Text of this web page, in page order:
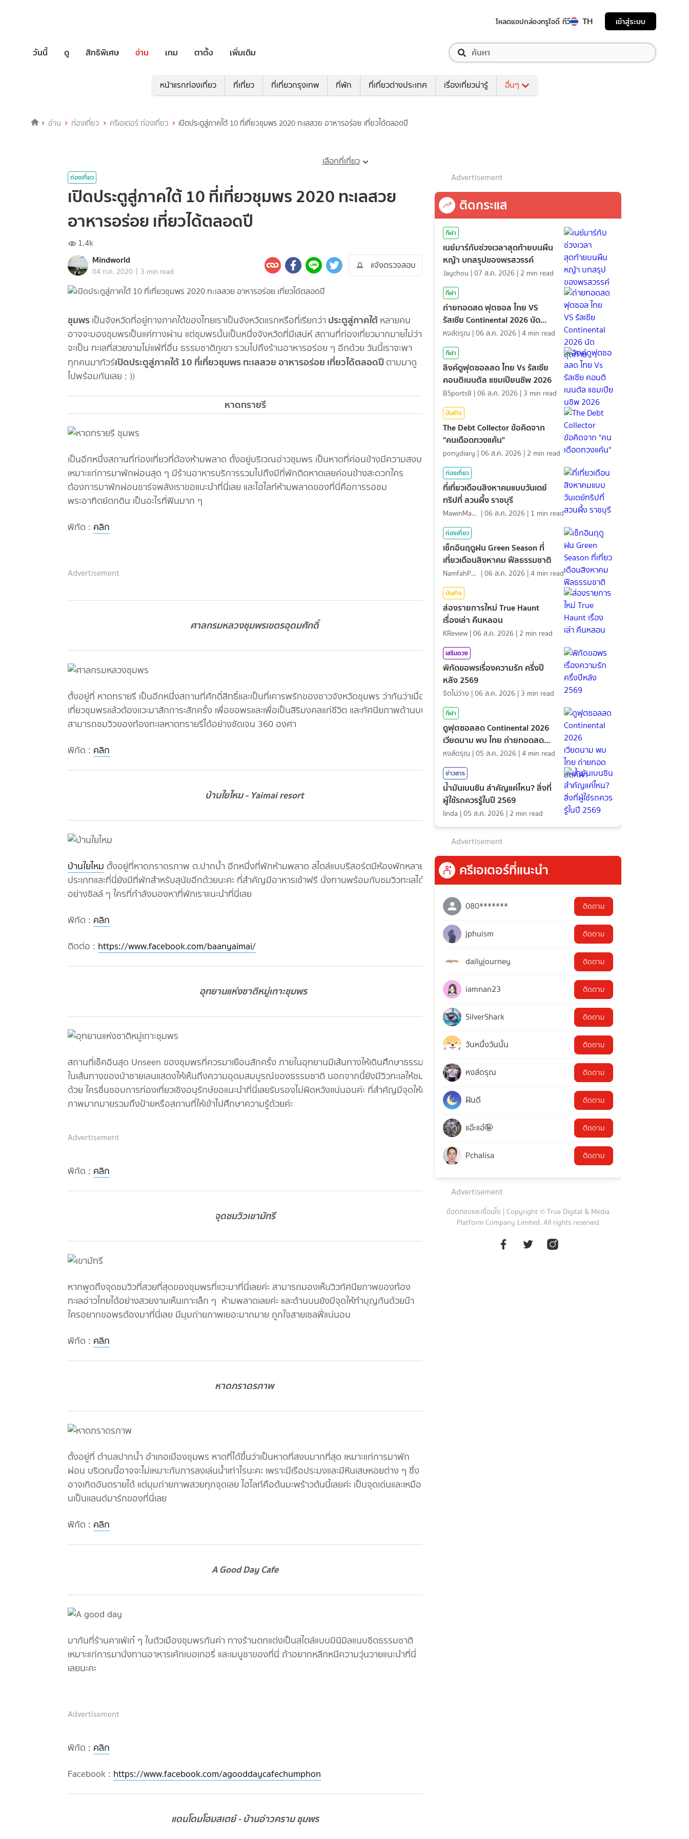
โหลดแอปกล่องทรูไอดี ทีวี TH เข้าสู่ระบบ
วันนี้ ดู สิทธิพิเศษ อ่าน เกม ตาตั้ง เพิ่มเติม
หน้าแรกท่องเที่ยว ที่เที่ยว ที่เที่ยวกรุงเทพ ที่พัก ที่เที่ยวต่างประเทศ เรื่องเที่ยวน่ารู้ อื่นๆ
อ่าน ท่องเที่ยว ครีเอเตอร์ ท่องเที่ยว เปิดประตูสู่ภาคใต้ 10 ที่เที่ยวชุมพร 2020 ทะเลสวย อาหารอร่อย เที่ยวได้ตลอดปี
เลือกที่เที่ยว
ท่องเที่ยว
เปิดประตูสู่ภาคใต้ 10 ที่เที่ยวชุมพร 2020 ทะเลสวย
อาหารอร่อย เที่ยวได้ตลอดปี
1.4k
Mindworld
04 ก.ค. 2020 | 3 min read
แจ้งตรวจสอบ
ชุมพรเป็นจังหวัดที่อยู่ทางภาคใต้ของไทยเราเป็นจังหวัดแรกหรือที่เรียกว่า ประตูสู่ภาคใต้หลายคน
อาจจะมองชุมพรเป็นแค่ทางผ่าน แต่ชุมพรนั้นเป็นหนึ่งจังหวัดที่มีเสน่ห์ สถานที่ท่องเที่ยวมากมายไม่ว่า
จะเป็น ทะเลที่สวยงามไม่แพ้ที่อื่น ธรรมชาติภูเขา รวมไปถึงร้านอาหารอร่อย ๆ อีกด้วย วันนี้เราจะพา
ทุกคนมาทัวร์เปิดประตูสู่ภาคใต้ 10 ที่เที่ยวชุมพร ทะเลสวย อาหารอร่อย เที่ยวได้ตลอดปี ตามมาดู
ไปพร้อมกันเลย : ))
หาดทรายรี
เป็นอีกหนึ่งสถานที่ท่องเที่ยวที่ต้องห้ามพลาด ตั้งอยู่บริเวณอ่าวชุมพร เป็นหาดที่ค่อนข้างมีความสงบ
เหมาะแก่การมาพักผ่อนสุด ๆ มีร้านอาหารบริการรวมไปถึงมีที่พักติดหาดเลยค่อนข้างสะดวกใคร
ต้องการมาพักผ่อนชาร์จพลังเราขอแนะนำที่นี่เลย และไฮไลท์ห้ามพลาดของที่นี่คือการรอชม
พระอาทิตย์ตกดิน เป็นอะไรที่ฟินมาก ๆ
พิกัด : คลิก
Advertisement
ศาลกรมหลวงชุมพรเขตรอุดมศักดิ์
ตั้งอยู่ที่ หาดทรายรี เป็นอีกหนึ่งสถานที่ศักดิ์สิทธิ์และเป็นที่เคารพรักของชาวจังหวัดชุมพร ว่ากันว่าเมื่อมา
เที่ยวชุมพรเเล้วต้องแวะมาสักการะสักครั้ง เพื่อขอพรและเพื่อเป็นสิริมงคลแก่ชีวิต และทัศนียภาพด้านบนยัง
สามารถชมวิวของท้องทะเลหาดทรายรีได้อย่างชัดเจน 360 องศา
พิกัด : คลิก
บ้านใยไหม - Yaimai resort
บ้านใยไหม ตั้งอยู่ที่หาดภราดรภาพ ต.ปากน้ำ อีกหนึ่งที่พักห้ามพลาด สไตล์แบบรีสอร์ตมีห้องพักหลาย
ประเภทและที่นี่ยังมีที่พักสำหรับสุนัขอีกด้วยนะคะ ที่สำคัญมีอาหารเช้าฟรี นั่งทานพร้อมกับชมวิวทะเลได้
อย่างชิลล์ ๆ ใครที่กำลังมองหาที่พักเราแนะนำที่นี่เลย
พิกัด : คลิก
ติดต่อ : https://www.facebook.com/baanyaimai/
อุทยานแห่งชาติหมู่เกาะชุมพร
สถานที่เช็คอินสุด Unseen ของชุมพรที่ควรมาเยือนสักครั้ง ภายในอุทยานมีเส้นทางให้เดินศึกษาธรรมชาติ
ในเส้นทางของป่าชายเลนแสดงให้เห็นถึงความอุดมสมบูรณ์ของธรรมชาติ นอกจากนี้ยังมีวิวทะเลให้ชมอีก
ด้วย ใครชื่นชอบการท่องเที่ยวเชิงอนุรักษ์ขอแนะนำที่นี่เลยรับรองไม่ผิดหวังเเน่นอนค่ะ ที่สำคัญมีจุดให้ถ่าย
ภาพมากมายรวมถึงป้ายหรือสถานที่ให้เข้าไปศึกษาความรู้ด้วยค่ะ
Advertisement
พิกัด : คลิก
จุดชมวิวเขามัทรี
หากพูดถึงจุดชมวิวที่สวยที่สุดของชุมพรที่เเวะมาที่นี่เลยค่ะ สามารถมองเห็นวิวทัศนียภาพของท้อง
ทะเลอ่าวไทยได้อย่างสวยงามเห็นเกาะเล็ก ๆ ห้ามพลาดเลยค่ะ และด้านบนยังมีจุดให้ทำบุญกันด้วยน๊า
ใครอยากขอพรต้องมาที่นี่เลย มีมุมถ่ายภาพเยอะมากมาย ถูกใจสายเซลฟี่แน่นอน
พิกัด : คลิก
หาดภราดรภาพ
ตั้งอยู่ที่ ตำบลปากน้ำ อำเภอเมืองชุมพร หาดที่ได้ขึ้นว่าเป็นหาดที่สงบมากที่สุด เหมาะแก่การมาพัก
ผ่อน บริเวณนี้อาจจะไม่เหมาะกับการลงเล่นน้ำเท่าไรนะคะ เพราะมีเรือประมงและมีหินเสษหอยต่าง ๆ ซึ่ง
อาจเกิดอันตรายได้ แต่มุมถ่ายภาพสวยทุกจุดเลย ไฮไลท์คือต้นมะพร้าวต้นนี้เลยค่ะ เป็นจุดเด่นและเหมือ
นเป็นเเลนด์มาร์กของที่นี่เลย
พิกัด : คลิก
A Good Day Cafe
มากันที่ร้านคาเฟ่เก๋ ๆ ในตัวเมืองชุมพรกันค่า ทางร้านตกแต่งเป็นสไตล์แบบมินิมิลแนบชิดธรรมชาติ
เหมาะแก่การมานั่งทานอาหารเค้กเบอเกอรี่ และเมนูชาของที่นี่ ถ้าอยากหลีกหนีความวุ่นวายแนะนำที่นี่
เลยนะคะ
Advertisement
พิกัด : คลิก
Facebook : https://www.facebook.com/agooddaycafechumphon
แดนโดมโฮมสเตย์ - บ้านอ่าวคราม ชุมพร
Advertisement
ติดกระแส
กีฬา
เนย์มาร์กับช่วงเวลาสุดท้ายบนผืน
หญ้า บทสรุปของพรสวรรค์
Jaychou |07 ส.ค. 2026 | 2 min read
กีฬา
ถ่ายทอดสด ฟุตซอล ไทย VS
รัสเซีย Continental 2026 นัด
สุดท้าย
หงส์ดรุณ |06 ส.ค. 2026 |4 min read
กีฬา
ลิงค์ดูฟุตซอลสด ไทย Vs รัสเซีย
คอนติเนนตัล แชมเปียนชิพ 2026
BSports8 |06 ส.ค. 2026 | 3 min read
บันเทิง
The Debt Collector ข้อคิดจาก
"คนเดือดทวงแค้น"
ponydiary |06 ส.ค. 2026 | 2 min read
ท่องเที่ยว
ที่เที่ยวเดือนสิงหาคมแบบวันเดย์
ทริปที่ สวนผึ้ง ราชบุรี
MawinMatravel |06 ส.ค. 2026 | 1 min read
ท่องเที่ยว
เช็กอินฤดูฝน Green Season ที่
เที่ยวเดือนสิงหาคม ฟีลธรรมชาติ
NamfahPhupha |06 ส.ค. 2026 |4 min read
บันเทิง
ส่องรายการใหม่ True Haunt
เรื่องเล่า คืนหลอน
KReview |06 ส.ค. 2026 | 2 min read
เสริมดวง
พิกัดขอพรเรื่องความรัก ครึ่งปี
หลัง 2569
จิตไม่ว่าง |06 ส.ค. 2026 | 3 min read
กีฬา
ดูฟุตซอลสด Continental 2026
เวียดนาม พบ ไทย ถ่ายทอดสด
กีฬา
หงส์ดรุณ |05 ส.ค. 2026 |4 min read
ข่าวสาร
น้ำมันเบนซิน สำคัญแค่ไหน? สิ่งที่
ผู้ใช้รถควรรู้ในปี 2569
linda |05 ส.ค. 2026 | 2 min read
Advertisement
ครีเอเตอร์ที่แนะนำ
080******* ติดตาม
jphuism ติดตาม
dailyjourney ติดตาม
iamnan23 ติดตาม
SilverShark ติดตาม
วันหนึ่งวันนั้น ติดตาม
หงส์ดรุณ ติดตาม
ฝันดี ติดตาม
แอ๊ะแอ๋🤪 ติดตาม
Pchalisa ติดตาม
Advertisement
ข้อตกลงและเงื่อนไข | Copyright © True Digital & Media
Platform Company Limited. All rights reserved